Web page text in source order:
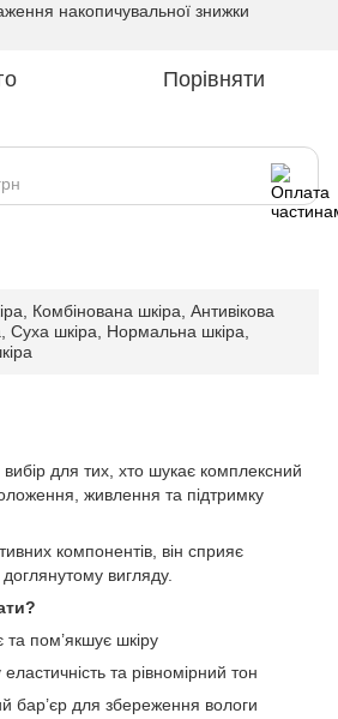
накопичувальної знижки
Порівняти
Комбінована шкіра, Антивікова
Суха шкіра, Нормальна шкіра,
для тих, хто шукає комплексний
живлення та підтримку
компонентів, він сприяє
доглянутому вигляду.
пом’якшує шкіру
та рівномірний тон
для збереження вологи